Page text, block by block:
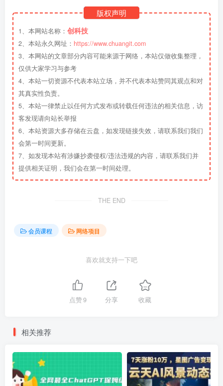
版权声明
1、本网站名称： 创科技
2、本站永久网址： https://www.chuangit.com
3、本网站的文章部分内容可能来源于网络，本站仅做收集整理，
仅供大家学习与参考
4、本站一切资源不代表本站立场，并不代表本站赞同其观点和对
其真实性负责。
5、本站一律禁止以任何方式发布或转载任何违法的相关信息，访
客发现请向站长举报
6、本站资源大多存储在云盘，如发现链接失效，请联系我们我们
会第一时间更新。
7、如发现本站有涉嫌抄袭侵权/违法违规的内容，请联系我们并
提供相关证明，我们会在第一时间处理。
THE END
会员课程 网络项目
喜欢就支持一下吧
点赞9 分享 收藏
相关推荐